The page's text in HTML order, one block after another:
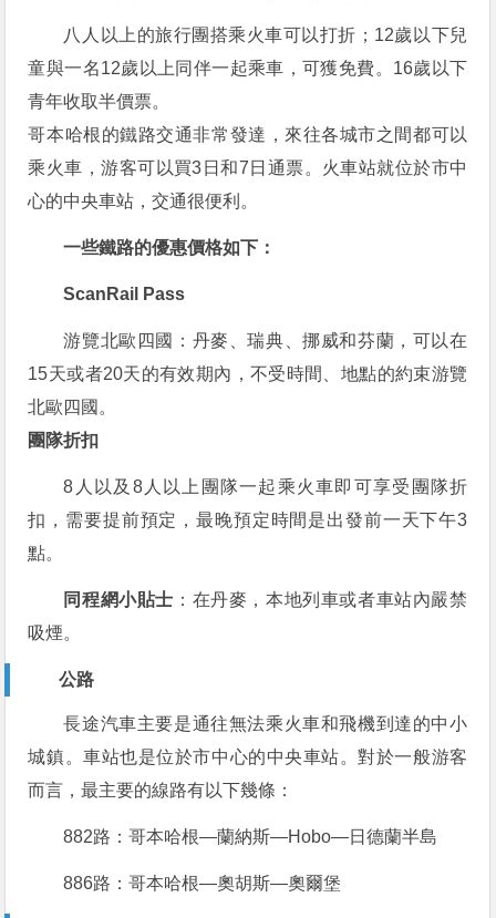
八人以上的旅行團搭乘火車可以打折；12歲以下兒
童與一名12歲以上同伴一起乘車，可獲免費。16歲以下
青年收取半價票。
哥本哈根的鐵路交通非常發達，來往各城市之間都可以
乘火車，游客可以買3日和7日通票。火車站就位於市中
心的中央車站，交通很便利。
一些鐵路的優惠價格如下：
ScanRail Pass
游覽北歐四國：丹麥、瑞典、挪威和芬蘭，可以在
15天或者20天的有效期內，不受時間、地點的約束游覽
北歐四國。
團隊折扣
8人以及8人以上團隊一起乘火車即可享受團隊折
扣，需要提前預定，最晚預定時間是出發前一天下午3
點。
同程網小貼士 ：在丹麥，本地列車或者車站內嚴禁
吸煙。
公路
長途汽車主要是通往無法乘火車和飛機到達的中小
城鎮。車站也是位於市中心的中央車站。對於一般游客
而言，最主要的線路有以下幾條：
882路：哥本哈根—蘭納斯—Hobo—日德蘭半島
886路：哥本哈根—奧胡斯—奧爾堡